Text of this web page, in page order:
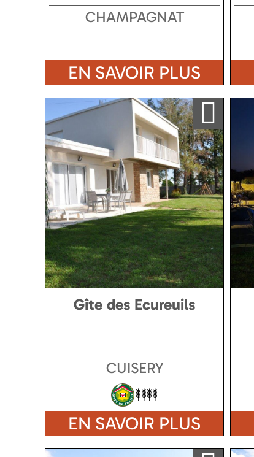
CHAMPAGNAT
EN SAVOIR PLUS
Ajouter a ma sélection
Gîte des Ecureuils
CUISERY
EN SAVOIR PLUS
Ajouter a ma sélection